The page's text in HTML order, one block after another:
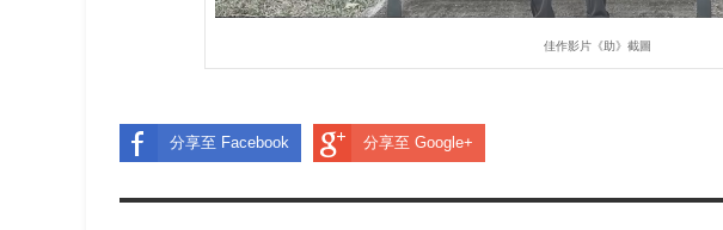
佳作影片《助》截圖
分享至 Facebook 分享至 Google+